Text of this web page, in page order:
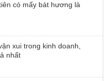
có mấy bát hương là
xui trong kinh doanh,
nhất